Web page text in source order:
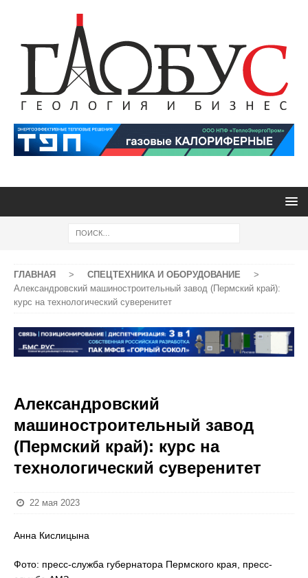
ГЛАВНАЯ > СПЕЦТЕХНИКА И ОБОРУДОВАНИЕ
>
Александровский машиностроительный завод (Пермский край):
курс на технологический суверенитет
Александровский
машиностроительный завод
(Пермский край): курс на
технологический суверенитет
22 мая 2023
Анна Кислицына
Фото: пресс-служба губернатора Пермского края, пресс-